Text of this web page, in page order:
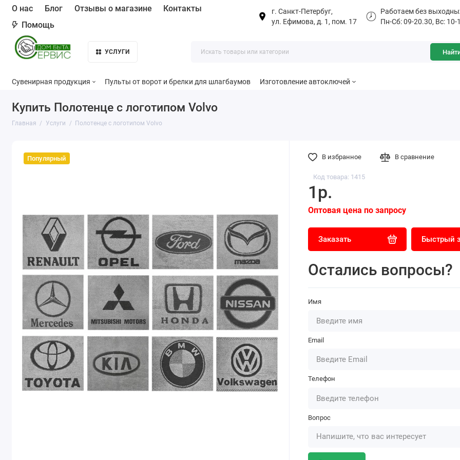
О нас Блог Отзывы о магазине
Контакты
Помощь
г. Санкт-Петербуг,
ул. Ефимова, д. 1, пом. 17
Работаем без
Пн-Сб: 09-20.30, Вс: 10-
УСЛУГИ
Сувенирная продукция Пульты от ворот и брелки для шлагбаумов Изготовление автоключей
Купить Полотенце с логотипом Volvo
Главная Услуги Полотенце с логотипом Volvo
Популярный
Код товара: 1415
1р.
Оптовая цена по запросу
Заказать Быстрый
Остались вопросы?
Имя
Email
Телефон
Вопрос
В избранное В сравнение